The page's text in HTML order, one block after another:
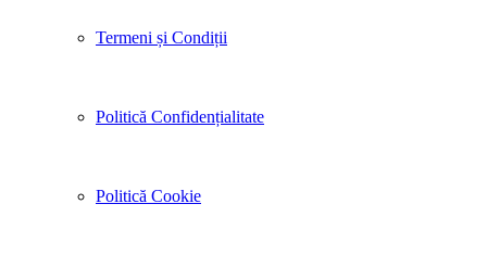
Termeni și Condiții
Politică Confidențialitate
Politică Cookie